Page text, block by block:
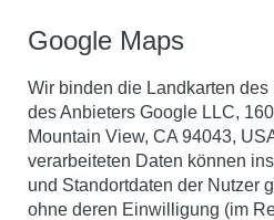
Google Maps
Wir binden die Landkarten
des Anbieters Google LLC,
Mountain View, CA 94043,
verarbeiteten Daten können
und Standortdaten der Nutzer
ohne deren Einwilligung (im